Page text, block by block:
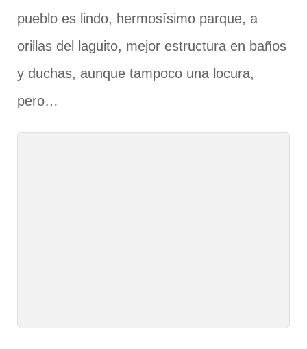
pueblo es lindo, hermosísimo parque, a
orillas del laguito, mejor estructura en baños
y duchas, aunque tampoco una locura,
pero…